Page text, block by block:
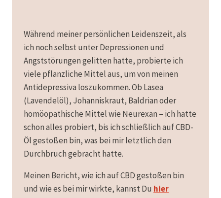
Während meiner persönlichen Leidenszeit, als
ich noch selbst unter Depressionen und
Angststörungen gelitten hatte, probierte ich
viele pflanzliche Mittel aus, um von meinen
Antidepressiva loszukommen. Ob Lasea
(Lavendelöl), Johanniskraut, Baldrian oder
homöopathische Mittel wie Neurexan – ich hatte
schon alles probiert, bis ich schließlich auf CBD-
Öl gestoßen bin, was bei mir letztlich den
Durchbruch gebracht hatte.
Meinen Bericht, wie ich auf CBD gestoßen bin
und wie es bei mir wirkte, kannst Du hier